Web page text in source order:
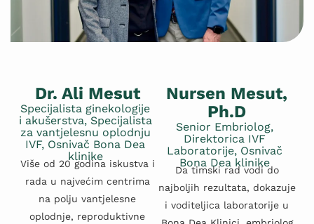
Dr. Ali Mesut
Specijalista ginekologije
i akušerstva, Specijalista
za vantjelesnu oplodnju
IVF, Osnivač Bona Dea
klinike
Više od 20 godina iskustva i
rada u najvećim centrima
na polju vantjelesne
oplodnje, reproduktivne
Nursen Mesut,
Ph.D
Senior Embriolog,
Direktorica IVF
Laboratorije, Osnivač
Bona Dea klinike
Da timski rad vodi do
najboljih rezultata, dokazuje
i voditeljica laboratorije u